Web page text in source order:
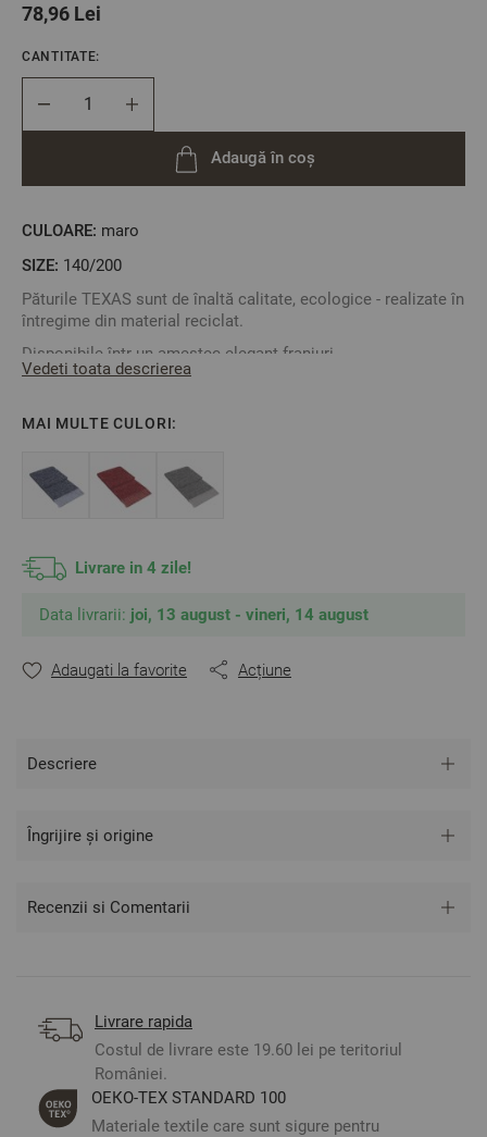
78,96 Lei
CULOARE: maro
SIZE: 140/200
Păturile TEXAS sunt de înaltă calitate, ecologice - realizate în
întregime din material reciclat.
Disponibile într-un amestec elegant franjuri.
preferat sau doar ca o pătură cu care să te învelești când te
odihnești.
Culoare: maro
** Fotografiile sunt orientative. Poate varia ușor culoarea sau
Vedeti toata descrierea
MAI MULTE CULORI:
Livrare in 4 zile!
Data livrarii: joi, 13 august - vineri, 14 august
CANTITATE:
Adaugă în coș
Adaugati la favorite Acțiune
Descriere
Îngrijire și origine
Recenzii si Comentarii
Livrare rapida
Costul de livrare este 19.60 lei pe teritoriul
României.
ОЕКО-ТЕX STANDARD 100
Materiale textile care sunt sigure pentru